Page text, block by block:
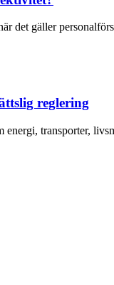
det gäller
reglering
transporter,